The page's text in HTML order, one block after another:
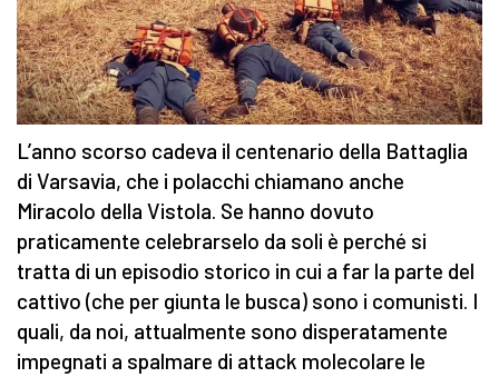
L’anno scorso cadeva il centenario della Battaglia
di Varsavia, che i polacchi chiamano anche
Miracolo della Vistola. Se hanno dovuto
praticamente celebrarselo da soli è perché si
tratta di un episodio storico in cui a far la parte del
cattivo (che per giunta le busca) sono i comunisti. I
quali, da noi, attualmente sono disperatamente
impegnati a spalmare di attack molecolare le